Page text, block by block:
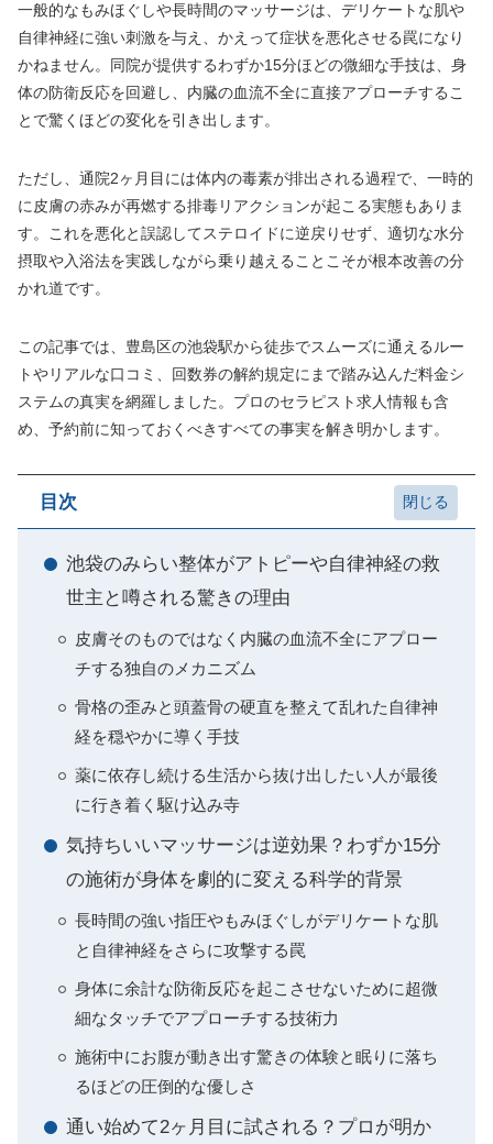
一般的なもみほぐしや長時間のマッサージは、デリケートな肌や
自律神経に強い刺激を与え、かえって症状を悪化させる罠になり
かねません。同院が提供するわずか15分ほどの微細な手技は、身
体の防衛反応を回避し、内臓の血流不全に直接アプローチするこ
とで驚くほどの変化を引き出します。
ただし、通院2ヶ月目には体内の毒素が排出される過程で、一時的
に皮膚の赤みが再燃する排毒リアクションが起こる実態もありま
す。これを悪化と誤認してステロイドに逆戻りせず、適切な水分
摂取や入浴法を実践しながら乗り越えることこそが根本改善の分
かれ道です。
この記事では、豊島区の池袋駅から徒歩でスムーズに通えるルー
トやリアルな口コミ、回数券の解約規定にまで踏み込んだ料金シ
ステムの真実を網羅しました。プロのセラピスト求人情報も含
め、予約前に知っておくべきすべての事実を解き明かします。
目次
池袋のみらい整体がアトピーや自律神経の救
世主と噂される驚きの理由
皮膚そのものではなく内臓の血流不全にアプロー
チする独自のメカニズム
骨格の歪みと頭蓋骨の硬直を整えて乱れた自律神
経を穏やかに導く手技
薬に依存し続ける生活から抜け出したい人が最後
に行き着く駆け込み寺
気持ちいいマッサージは逆効果？わずか15分
の施術が身体を劇的に変える科学的背景
長時間の強い指圧やもみほぐしがデリケートな肌
と自律神経をさらに攻撃する罠
身体に余計な防衛反応を起こさせないために超微
細なタッチでアプローチする技術力
施術中にお腹が動き出す驚きの体験と眠りに落ち
るほどの圧倒的な優しさ
通い始めて2ヶ月目に試される？プロが明か